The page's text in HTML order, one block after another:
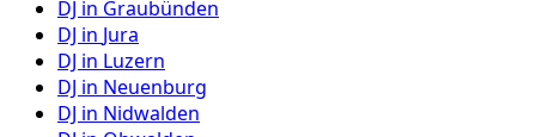
DJ in Graubünden
DJ in Jura
DJ in Luzern
DJ in Neuenburg
DJ in Nidwalden